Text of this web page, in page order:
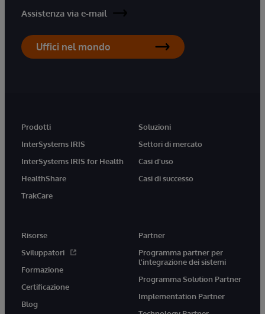
Assistenza via e-mail
Uffici nel mondo
Prodotti
InterSystems IRIS
InterSystems IRIS for Health
HealthShare
TrakCare
Soluzioni
Settori di mercato
Casi d'uso
Casi di successo
Risorse
Sviluppatori
Formazione
Certificazione
Blog
Partner
Programma partner per
l'integrazione dei sistemi
Programma Solution Partner
Implementation Partner